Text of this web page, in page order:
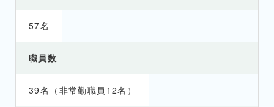
57名
職員数
39名（非常勤職員12名）